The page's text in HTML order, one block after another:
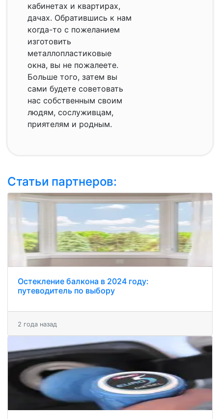
кабинетах и квартирах,
дачах. Обратившись к нам
когда-то с пожеланием
изготовить
металлопластиковые
окна, вы не пожалеете.
Больше того, затем вы
сами будете советовать
нас собственным своим
людям, сослуживцам,
приятелям и родным.
Статьи партнеров:
Остекление балкона в 2024 году:
путеводитель по выбору
2 года назад